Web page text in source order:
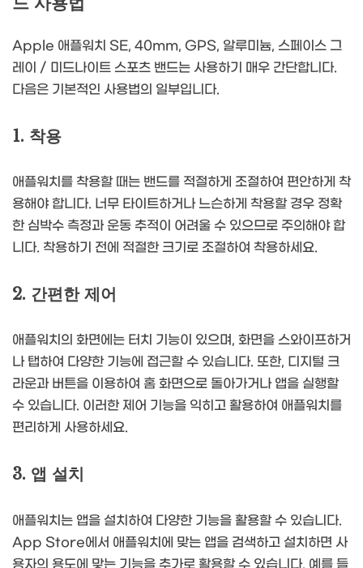
Apple 애플워치 SE, 40mm, GPS, 알루미늄, 스페이스 그
레이 / 미드나이트 스포츠 밴드는 사용하기 매우 간단합니다.
다음은 기본적인 사용법의 일부입니다.
1. 착용
애플워치를 착용할 때는 밴드를 적절하게 조절하여 편안하게 착
용해야 합니다. 너무 타이트하거나 느슨하게 착용할 경우 정확
한 심박수 측정과 운동 추적이 어려울 수 있으므로 주의해야 합
니다. 착용하기 전에 적절한 크기로 조절하여 착용하세요.
2. 간편한 제어
애플워치의 화면에는 터치 기능이 있으며, 화면을 스와이프하거
나 탭하여 다양한 기능에 접근할 수 있습니다. 또한, 디지털 크
라운과 버튼을 이용하여 홈 화면으로 돌아가거나 앱을 실행할
수 있습니다. 이러한 제어 기능을 익히고 활용하여 애플워치를
편리하게 사용하세요.
3. 앱 설치
애플워치는 앱을 설치하여 다양한 기능을 활용할 수 있습니다.
App Store에서 애플워치에 맞는 앱을 검색하고 설치하면 사
용자의 용도에 맞는 기능을 추가로 활용할 수 있습니다. 예를 들